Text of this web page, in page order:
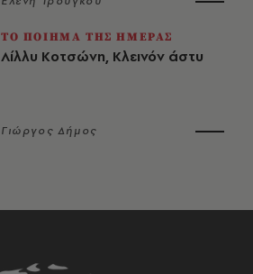
ΤΟ ΠΟΙΗΜΑ ΤΗΣ ΗΜΕΡΑΣ
Λίλλυ Κοτσώνη, Κλεινόν άστυ
Γιώργος Δήμος